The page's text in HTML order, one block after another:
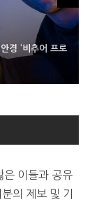
경 ‘비추어 프로
키징 대기 중
오픈AI
은 이들과 공유
의 제보 및 기